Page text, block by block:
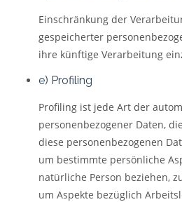
Einschränkung der
gespeicherter
ihre künftige Verarbeitung
e) Profiling
Profiling ist jede Art der
personenbezogener Daten,
diese personenbezogenen
um bestimmte persönliche
natürliche Person beziehen,
um Aspekte bezüglich